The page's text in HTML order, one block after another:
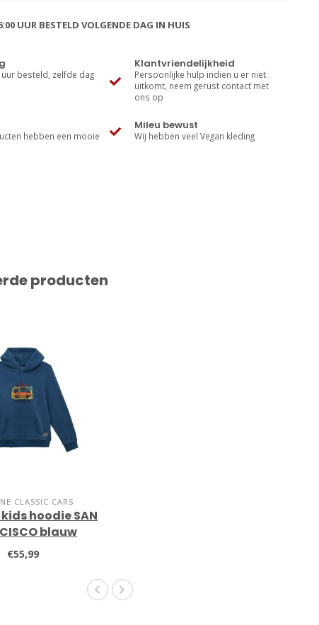
UUR BESTELD VOLGENDE DAG IN HUIS
besteld, zelfde dag
Klantvriendelijkheid
Persoonlijke hulp indien u er niet
uitkomt, neem gerust contact met
ons op
hebben een mooie
Mileu bewust
Wij hebben veel Vegan kleding
producten
CLASSIC CARS
hoodie SAN
blauw
€55,99